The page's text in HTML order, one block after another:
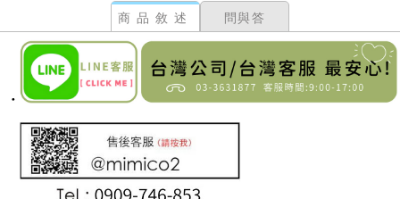
商品敘述 問與答